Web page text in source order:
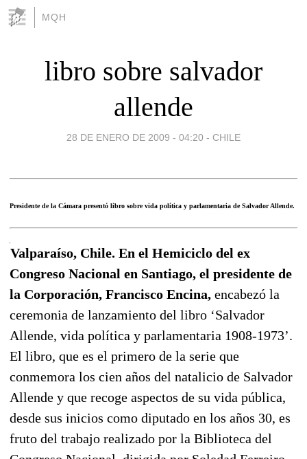
MQH
libro sobre salvador
allende
28 DE ENERO DE 2009 - 04:20 - CHILE
Presidente de la Cámara presentó libro sobre vida política y parlamentaria de Salvador Allende.
Valparaíso, Chile. En el Hemiciclo del ex
Congreso Nacional en Santiago, el presidente de
la Corporación, Francisco Encina, encabezó la
ceremonia de lanzamiento del libro ‘Salvador
Allende, vida política y parlamentaria 1908-1973’.
El libro, que es el primero de la serie que
conmemora los cien años del natalicio de Salvador
Allende y que recoge aspectos de su vida pública,
desde sus inicios como diputado en los años 30, es
fruto del trabajo realizado por la Biblioteca del